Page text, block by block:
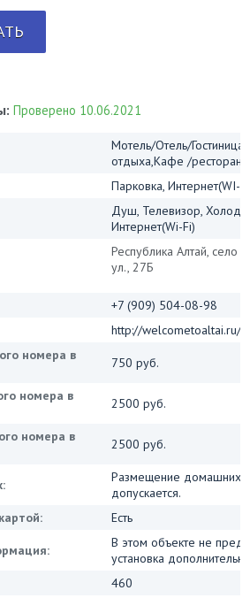
Проверено 10.06.2021
Мотель/Отель/
отдыха,Кафе /рестораны
Парковка, Интернет(WI-
Душ, Телевизор,
Интернет(Wi-Fi)
Республика Алтай, село
ул., 27Б
+7 (909) 504-08-98
http://welcometoaltai.ru/
номера в
750 руб.
номера в
2500 руб.
номера в
2500 руб.
Размещение домашних
допускается.
Есть
В этом объекте не
установка
460